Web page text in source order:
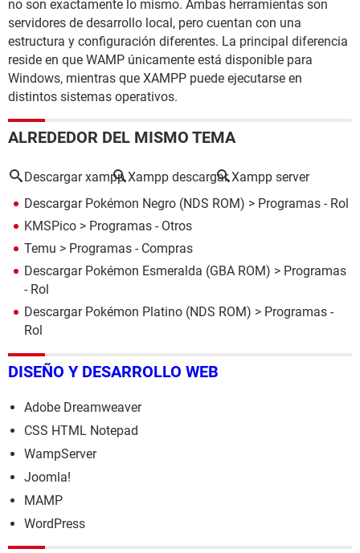
no son exactamente lo mismo. Ambas herramientas son
servidores de desarrollo local, pero cuentan con una
estructura y configuración diferentes. La principal diferencia
reside en que WAMP únicamente está disponible para
Windows, mientras que XAMPP puede ejecutarse en
distintos sistemas operativos.
ALREDEDOR DEL MISMO TEMA
Descargar xampp Xampp descargar Xampp server
Descargar Pokémon Negro (NDS ROM) > Programas - Rol
KMSPico > Programas - Otros
Temu > Programas - Compras
Descargar Pokémon Esmeralda (GBA ROM) > Programas
- Rol
Descargar Pokémon Platino (NDS ROM) > Programas -
Rol
DISEÑO Y DESARROLLO WEB
Adobe Dreamweaver
CSS HTML Notepad
WampServer
Joomla!
MAMP
WordPress